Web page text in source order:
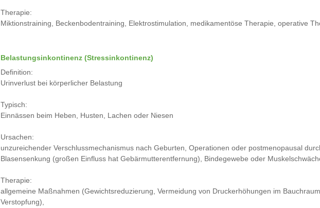
Therapie:
Miktionstraining, Beckenbodentraining, Elektrostimulation, medikamentöse Therapie, operative
Belastungsinkontinenz (Stressinkontinenz)
Definition:
Urinverlust bei körperlicher Belastung
Typisch:
Einnässen beim Heben, Husten, Lachen oder Niesen
Ursachen:
unzureichender Verschlussmechanismus nach Geburten, Operationen oder postmenopausal
Blasensenkung (großen Einfluss hat Gebärmutterentfernung), Bindegewebe oder
Therapie:
allgemeine Maßnahmen (Gewichtsreduzierung, Vermeidung von Druckerhöhungen im
Verstopfung),